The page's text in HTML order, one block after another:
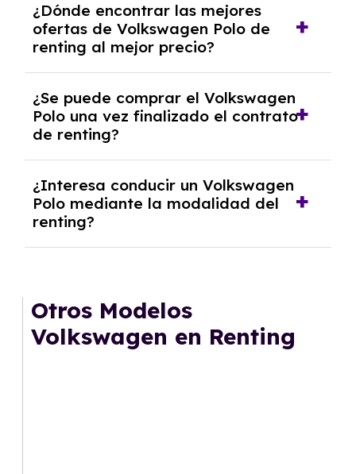
autónomos, justificante de ingresos y, en
algunos casos, un informe fiscal y un pago
inicial.
¿Dónde encontrar las mejores
ofertas de Volkswagen Polo de
renting al mejor precio?
mejores ofertas de vehículos de renting con
todos los gastos incluidos y sin pagar
entradas.
¿Se puede comprar el Volkswagen
Polo una vez finalizado el contrato
de renting?
renting se puede adquirir el coche. En este
caso tendrán que analizar los años, la
cantidad de kilómetros recorridos y el coste
del mercado actual.
¿Interesa conducir un Volkswagen
Polo mediante la modalidad del
renting?
gusta cambiar de coche cada pocos años.
Otros Modelos
Volkswagen en Renting